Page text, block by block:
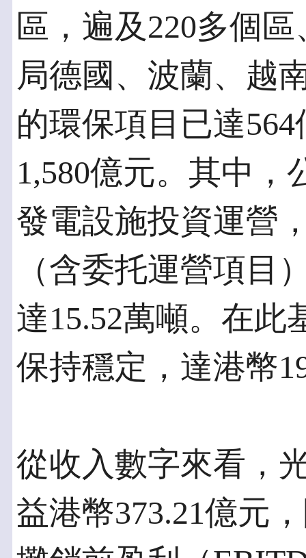
區，遍及220多個
局德國、波蘭、越
的環保項目已達
1,580億元。其中
發電設施投資運營
（含委托運營項目
達15.52萬噸。在此
保持穩定，達港幣
從收入數字來看，
益港幣373.21億元